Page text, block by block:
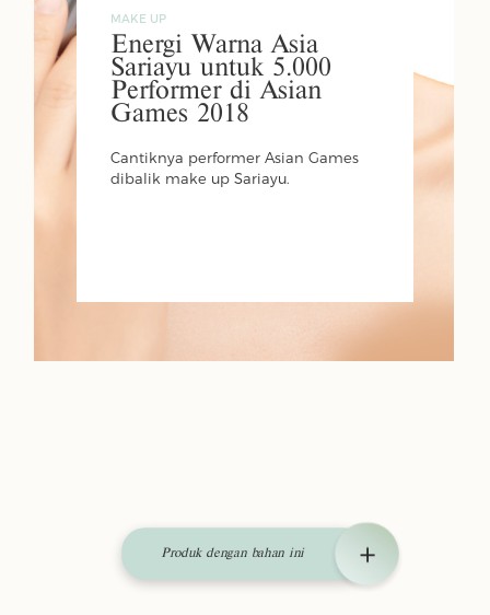
MAKE UP
Energi Warna Asia
Sariayu untuk 5.000
Performer di Asian
Games 2018
Cantiknya performer Asian Games
dibalik make up Sariayu.
Produk dengan bahan ini